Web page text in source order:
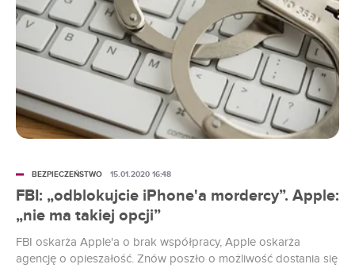
FBI: „odblokujcie iPhone'a mordercy”. Apple:
„nie ma takiej opcji”
FBI oskarża Apple'a o brak współpracy, Apple oskarża
agencję o opieszałość. Znów poszło o możliwość dostania się
BEZPIECZEŃSTWO 15.01.2020 16:48